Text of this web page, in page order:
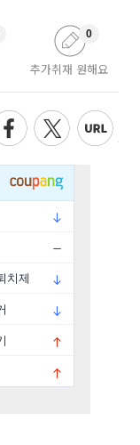
추가취재 원해요
0